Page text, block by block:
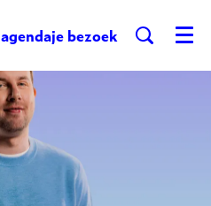
agendaje bezoek Menu